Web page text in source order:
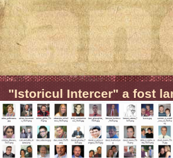
"Istoricul Intercer" a fost